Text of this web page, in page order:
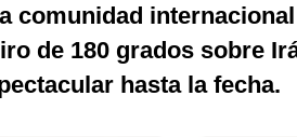
comunidad internacional
de 180 grados sobre
hasta la fecha.